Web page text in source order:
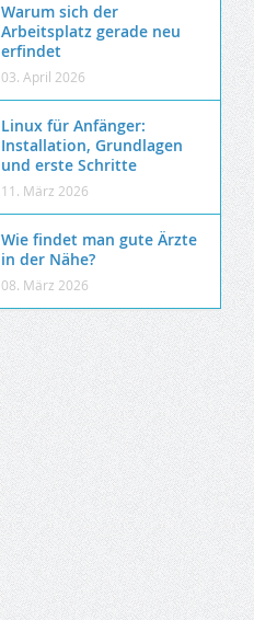
Warum sich der
Arbeitsplatz gerade neu
erfindet
03. April 2026
Linux für Anfänger:
Installation, Grundlagen
und erste Schritte
11. März 2026
Wie findet man gute Ärzte
in der Nähe?
08. März 2026